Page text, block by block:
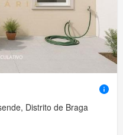
Distrito de Braga